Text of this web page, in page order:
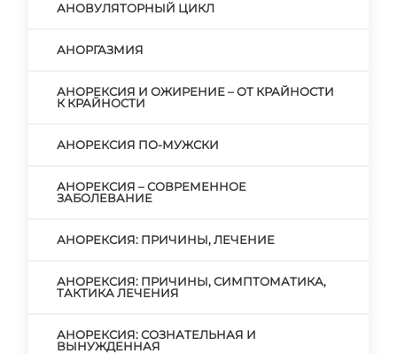
АНОВУЛЯТОРНЫЙ ЦИКЛ
АНОРГАЗМИЯ
АНОРЕКСИЯ И ОЖИРЕНИЕ – ОТ КРАЙНОСТИ
К КРАЙНОСТИ
АНОРЕКСИЯ ПО-МУЖСКИ
АНОРЕКСИЯ – СОВРЕМЕННОЕ
ЗАБОЛЕВАНИЕ
АНОРЕКСИЯ: ПРИЧИНЫ, ЛЕЧЕНИЕ
АНОРЕКСИЯ: ПРИЧИНЫ, СИМПТОМАТИКА,
ТАКТИКА ЛЕЧЕНИЯ
АНОРЕКСИЯ: СОЗНАТЕЛЬНАЯ И
ВЫНУЖДЕННАЯ